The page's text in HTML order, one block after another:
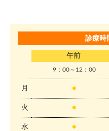
診療時
午前
9：00～12：00
月 ●
火 ●
水 ●